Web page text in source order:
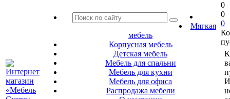
Мягкая
мебель
Корпусная мебель
Детская мебель
Мебель для спальни
Мебель для кухни
Мебель для офиса
Распродажа мебели
0
0
0